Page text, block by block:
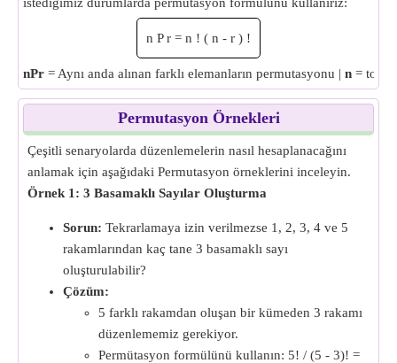
n P r = n ! ( n - r ) !
nPr = Aynı anda alınan farklı elemanların permutasyonu | n =
Permutasyon Örnekleri
Çeşitli senaryolarda düzenlemelerin nasıl hesaplanacağını
anlamak için aşağıdaki Permutasyon örneklerini inceleyin.
Örnek 1: 3 Basamaklı Sayılar Oluşturma
Sorun: Tekrarlamaya izin verilmezse 1, 2, 3, 4 ve 5
rakamlarından kaç tane 3 basamaklı sayı
oluşturulabilir?
Çözüm:
5 farklı rakamdan oluşan bir kümeden 3 rakamı
düzenlememiz gerekiyor.
Permütasyon formülünü kullanın: 5! / (5 - 3)! =